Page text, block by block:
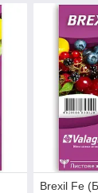
Brexil Fe